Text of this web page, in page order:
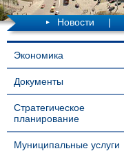
Новости |
Экономика
Документы
Стратегическое
планирование
Муниципальные услуги